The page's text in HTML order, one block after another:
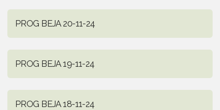
PROG BEJA 20-11-24
PROG BEJA 19-11-24
PROG BEJA 18-11-24